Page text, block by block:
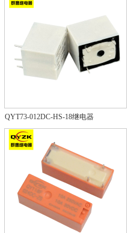
QYT73-012DC-HS-18继电器